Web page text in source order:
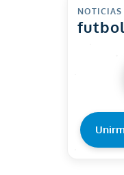
NOTICIAS